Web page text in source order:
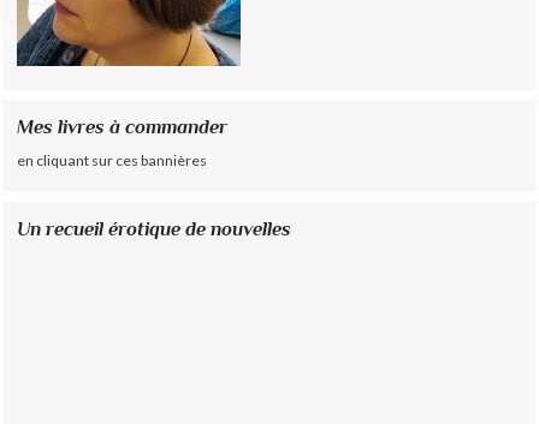
Mes livres à commander
en cliquant sur ces bannières
Un recueil érotique de nouvelles